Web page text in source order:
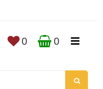
0 0